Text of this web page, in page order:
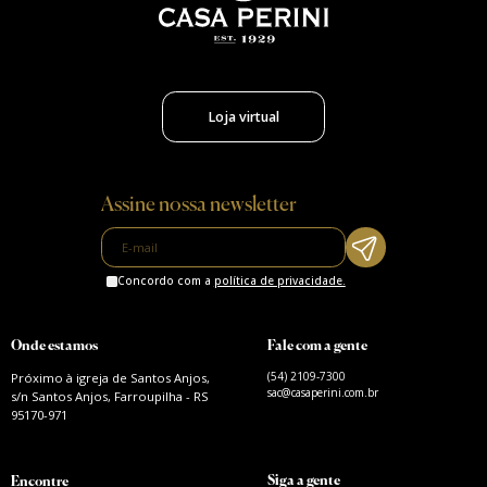
Loja virtual
Assine nossa newsletter
Concordo com a política de privacidade.
Onde estamos
Próximo à igreja de Santos Anjos,
s/n Santos Anjos, Farroupilha - RS
95170-971
Fale com a gente
(54) 2109-7300
sac@casaperini.com.br
Encontre Siga a gente